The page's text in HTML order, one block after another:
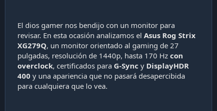
El dios gamer nos bendijo con un monitor para
revisar. En esta ocasión analizamos el Asus Rog Strix
XG279Q, un monitor orientado al gaming de 27
pulgadas, resolución de 1440p, hasta 170 Hz con
overclock, certificados para G-Sync y DisplayHDR
400 y una apariencia que no pasará desapercibida
para cualquiera que lo vea.